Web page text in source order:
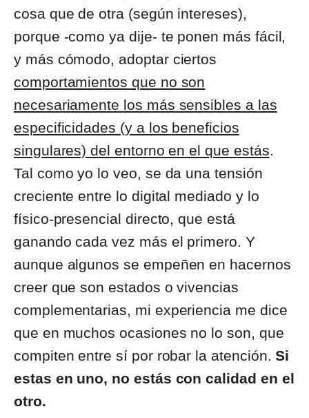
cosa que de otra (según intereses),
porque -como ya dije- te ponen más fácil,
y más cómodo, adoptar ciertos
comportamientos que no son
necesariamente los más sensibles a las
especificidades (y a los beneficios
singulares) del entorno en el que estás.
Tal como yo lo veo, se da una tensión
creciente entre lo digital mediado y lo
físico-presencial directo, que está
ganando cada vez más el primero. Y
aunque algunos se empeñen en hacernos
creer que son estados o vivencias
complementarias, mi experiencia me dice
que en muchos ocasiones no lo son, que
compiten entre sí por robar la atención.Si
estas en uno, no estás con calidad en el
otro.